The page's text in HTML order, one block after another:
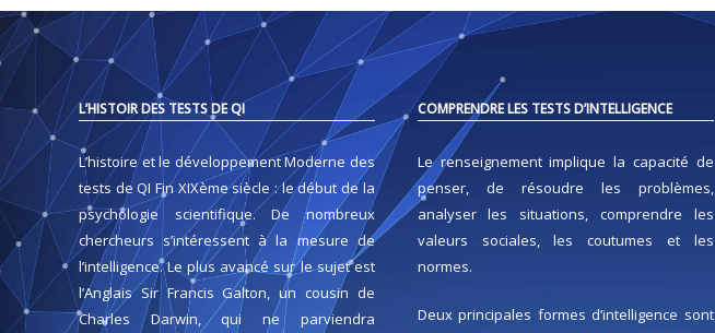
L’HISTOIR DES TESTS DE QI
L’histoire et le développement Moderne des
tests de QI Fin XIXème siècle : le début de la
psychologie scientifique. De nombreux
chercheurs s’intéressent à la mesure de
l’intelligence. Le plus avancé sur le sujet est
l’Anglais Sir Francis Galton, un cousin de
Charles Darwin, qui ne parviendra
COMPRENDRE LES TESTS D’INTELLIGENCE
Le renseignement implique la capacité de
penser, de résoudre les problèmes,
analyser les situations, comprendre les
valeurs sociales, les coutumes et les
normes.
Deux principales formes d’intelligence sont